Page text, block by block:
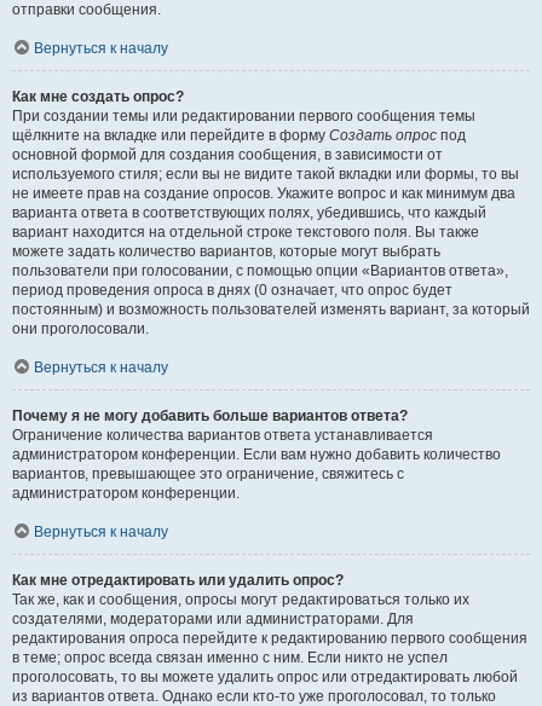
отправки сообщения.
Вернуться к началу
Как мне создать опрос?
При создании темы или редактировании первого сообщения темы
щёлкните на вкладке или перейдите в форму Создать опрос под
основной формой для создания сообщения, в зависимости от
используемого стиля; если вы не видите такой вкладки или формы, то вы
не имеете прав на создание опросов. Укажите вопрос и как минимум два
варианта ответа в соответствующих полях, убедившись, что каждый
вариант находится на отдельной строке текстового поля. Вы также
можете задать количество вариантов, которые могут выбрать
пользователи при голосовании, с помощью опции «Вариантов ответа»,
период проведения опроса в днях (0 означает, что опрос будет
постоянным) и возможность пользователей изменять вариант, за который
они проголосовали.
Вернуться к началу
Почему я не могу добавить больше вариантов ответа?
Ограничение количества вариантов ответа устанавливается
администратором конференции. Если вам нужно добавить количество
вариантов, превышающее это ограничение, свяжитесь с
администратором конференции.
Вернуться к началу
Как мне отредактировать или удалить опрос?
Так же, как и сообщения, опросы могут редактироваться только их
создателями, модераторами или администраторами. Для
редактирования опроса перейдите к редактированию первого сообщения
в теме; опрос всегда связан именно с ним. Если никто не успел
проголосовать, то вы можете удалить опрос или отредактировать любой
из вариантов ответа. Однако если кто-то уже проголосовал, то только